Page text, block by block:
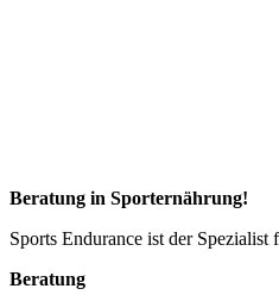
Beratung in Sporternährung!
Sports Endurance ist der
Beratung